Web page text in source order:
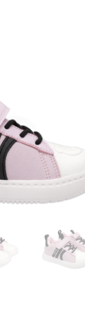
УГГИ
Угги для
Угги для